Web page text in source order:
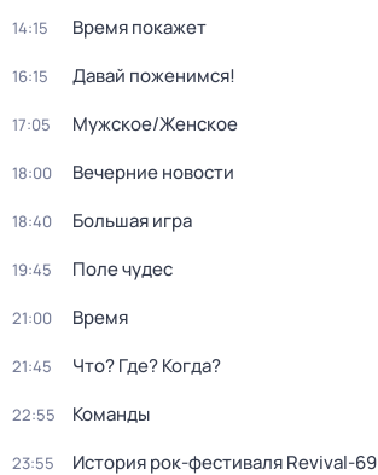
14:15 Время покажет
16:15 Давай поженимся!
17:05 Мужское/Женское
18:00 Вечерние новости
18:40 Большая игра
19:45 Поле чудес
21:00 Время
21:45 Что? Где? Когда?
22:55 Команды
23:55 История рок-фестиваля Revival-69